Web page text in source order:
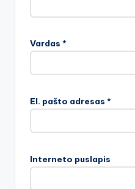
Vardas *
El. pašto adresas *
Interneto puslapis